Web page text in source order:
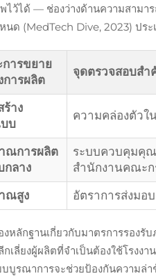
ว้ได้ — ช่องว่างด้านความสามา
นด (MedTech Dive, 2023) ป
การขยาย
การผลิต
จุดตรวจสอบสำ
ร้าง
บ
ความคล่องตัวใ
ณการผลิต
กลาง
ระบบควบคุมคุ
สำนักงานคณะก
ณสูง
อัตราการส่งมอ
งหลักฐานเกี่ยวกับมาตรการรอง
กเลี่ยงผู้ผลิตที่จำเป็นต้องใช้โรง
บูรณาการจะช่วยป้องกันความล่